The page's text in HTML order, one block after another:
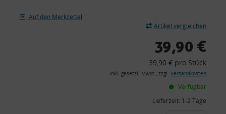
Auf den Merkzettel
Artikel vergleichen
39,90 €
39,90 € pro Stück
inkl. gesetzl. MwSt., zzgl. Versandkosten
Verfügbar
Lieferzeit: 1-2 Tage